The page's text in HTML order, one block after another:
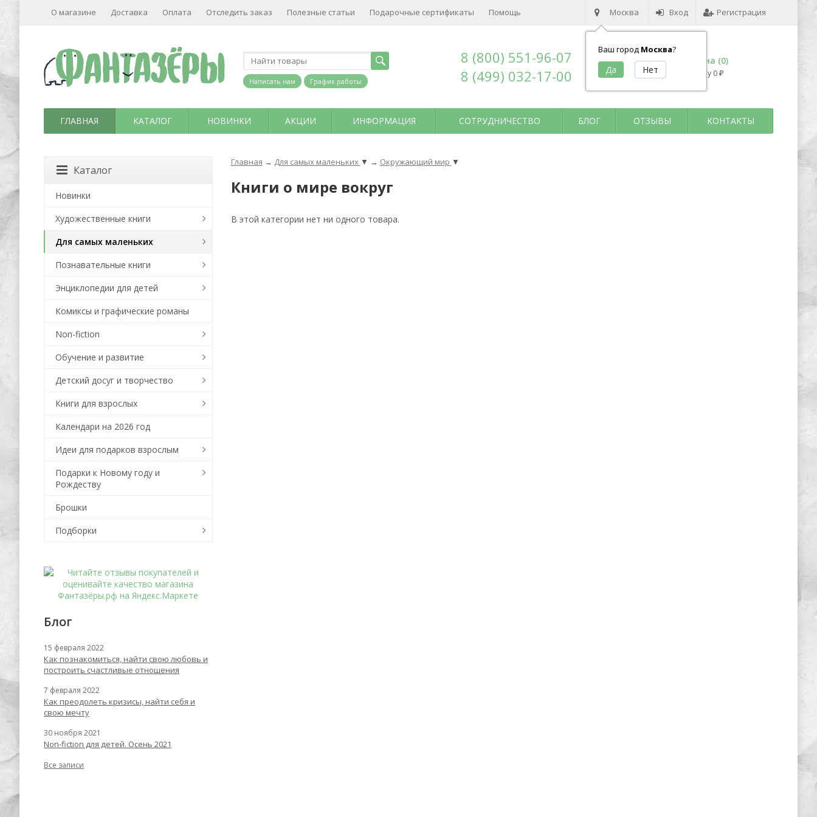
Москва
Ваш город Москва?
Вход Регистрация
О магазине Доставка Оплата Отследить заказ Полезные статьи Подарочные сертификаты Помощь
Написать нам График работы
8 (800) 551-96-07
8 (499) 032-17-00
Корзина (0)
на сумму 0 ₽
ГЛАВНАЯ КАТАЛОГ НОВИНКИ АКЦИИ ИНФОРМАЦИЯ СОТРУДНИЧЕСТВО БЛОГ ОТЗЫВЫ КОНТАКТЫ
Главная → Для самых маленьких ▼ → Окружающий мир ▼
Книги о мире вокруг
В этой категории нет ни одного товара.
Каталог
Новинки
Художественные книги
Для самых маленьких
Познавательные книги
Энциклопедии для детей
Комиксы и графические романы
Non-fiction
Обучение и развитие
Детский досуг и творчество
Книги для взрослых
Календари на 2026 год
Идеи для подарков взрослым
Подарки к Новому году и
Рождеству
Брошки
Подборки
Блог
15 февраля 2022
Как познакомиться, найти свою любовь и
построить счастливые отношения
7 февраля 2022
Как преодолеть кризисы, найти себя и
свою мечту
30 ноября 2021
Non-fiction для детей. Осень 2021
Все записи